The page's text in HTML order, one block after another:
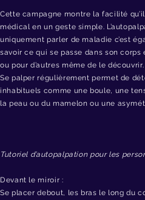
Cette campagne montre la facilité
médical en un geste simple.
uniquement parler de maladie c’est
savoir ce qui se passe dans son
ou pour d’autres même de le découvrir.
Se palper régulièrement permet de
inhabituels comme une boule, une
la peau ou du mamelon ou une
Tutoriel d’autopalpation pour les
Devant le miroir :
Se placer debout, les bras le long du